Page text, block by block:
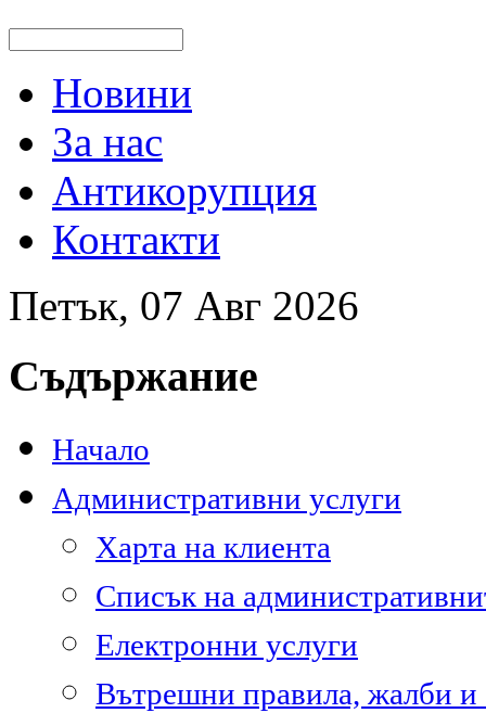
Новини
За нас
Антикорупция
Контакти
Петък, 07 Авг 2026
Съдържание
Начало
Административни услуги
Харта на клиента
Списък на
Електронни услуги
Вътрешни правила, жалби и